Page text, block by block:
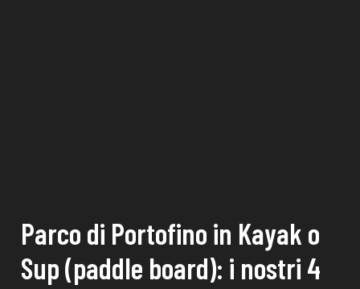
Parco di Portofino in Kayak o
Sup (paddle board): i nostri 4